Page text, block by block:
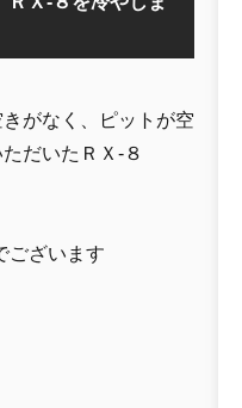
がなく、ピットが空
だいたＲＸ-８
ございます